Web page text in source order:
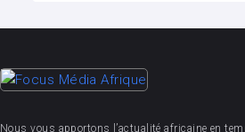
Nous vous apportons l’actualité africaine en